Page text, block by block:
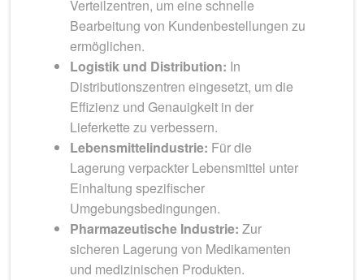
Verteilzentren, um eine schnelle
Bearbeitung von Kundenbestellungen zu
ermöglichen.
Logistik und Distribution: In
Distributionszentren eingesetzt, um die
Effizienz und Genauigkeit in der
Lieferkette zu verbessern.
Lebensmittelindustrie: Für die
Lagerung verpackter Lebensmittel unter
Einhaltung spezifischer
Umgebungsbedingungen.
Pharmazeutische Industrie: Zur
sicheren Lagerung von Medikamenten
und medizinischen Produkten.